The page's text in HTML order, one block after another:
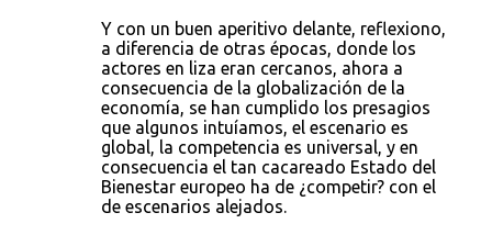
Y con un buen aperitivo delante, reflexiono,
a diferencia de otras épocas, donde los
actores en liza eran cercanos, ahora a
consecuencia de la globalización de la
economía, se han cumplido los presagios
que algunos intuíamos, el escenario es
global, la competencia es universal, y en
consecuencia el tan cacareado Estado del
Bienestar europeo ha de ¿competir? con el
de escenarios alejados.